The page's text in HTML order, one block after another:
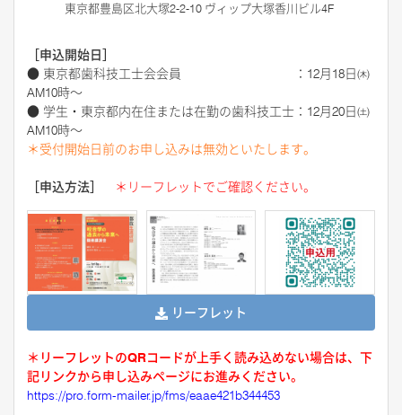
東京都豊島区北大塚2-2-10 ヴィップ大塚香川ビル4F
［申込開始日］
● 東京都歯科技工士会会員 ：12月18日㈭
AM10時～
● 学生・東京都内在住または在勤の歯科技工士：12月20日㈯
AM10時～
＊受付開始日前のお申し込みは無効といたします。
［申込方法］ ＊リーフレットでご確認ください。
リーフレット
＊リーフレットのQRコードが上手く読み込めない場合は、下
記リンクから申し込みページにお進みください。
https://pro.form-mailer.jp/fms/eaae421b344453